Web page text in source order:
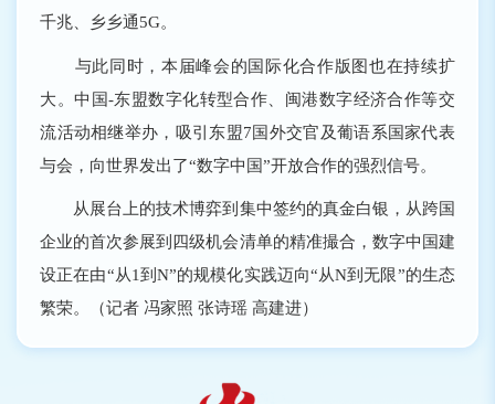
千兆、乡乡通5G。
与此同时，本届峰会的国际化合作版图也在持续扩
大。中国-东盟数字化转型合作、闽港数字经济合作等交
流活动相继举办，吸引东盟7国外交官及葡语系国家代表
与会，向世界发出了“数字中国”开放合作的强烈信号。
从展台上的技术博弈到集中签约的真金白银，从跨国
企业的首次参展到四级机会清单的精准撮合，数字中国建
设正在由“从1到N”的规模化实践迈向“从N到无限”的生态
繁荣。（记者 冯家照 张诗瑶 高建进）